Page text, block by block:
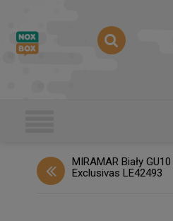
MIRAMAR Biały
Exclusivas LE42493